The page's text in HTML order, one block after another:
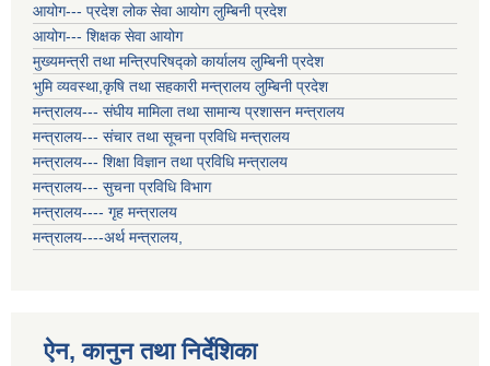
आयोग--- प्रदेश लोक सेवा आयोग लुम्बिनी प्रदेश
आयोग--- शिक्षक सेवा आयोग
मुख्यमन्त्री तथा मन्त्रिपरिषद्को कार्यालय लुम्बिनी प्रदेश
भुमि व्यवस्था,कृषि तथा सहकारी मन्त्रालय लुम्बिनी प्रदेश
मन्त्रालय--- संघीय मामिला तथा सामान्य प्रशासन मन्त्रालय
मन्त्रालय--- संचार तथा सूचना प्रविधि मन्त्रालय
मन्त्रालय--- शिक्षा विज्ञान तथा प्रविधि मन्त्रालय
मन्त्रालय--- सुचना प्रविधि विभाग
मन्त्रालय---- गृह मन्त्रालय
मन्त्रालय----अर्थ मन्त्रालय,
ऐन, कानुन तथा निर्देशिका